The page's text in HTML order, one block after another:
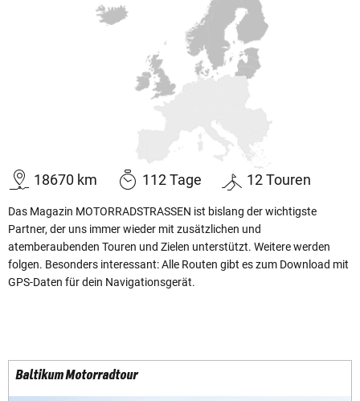
18670 km 112Tage 12Touren
Das Magazin MOTORRADSTRASSEN ist bislang der wichtigste
Partner, der uns immer wieder mit zusätzlichen und
atemberaubenden Touren und Zielen unterstützt. Weitere werden
folgen. Besonders interessant: Alle Routen gibt es zum Download mit
GPS-Daten für dein Navigationsgerät.
Baltikum Motorradtour